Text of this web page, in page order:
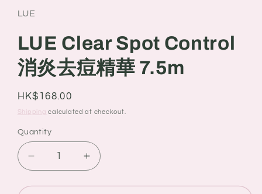
LUE
LUE Clear Spot Control
消炎去痘精華 7.5m
Regular
price
HK$168.00
Shipping calculated at checkout.
Quantity
Quantity
Decrease
quantity
for
Increase
quantity
for